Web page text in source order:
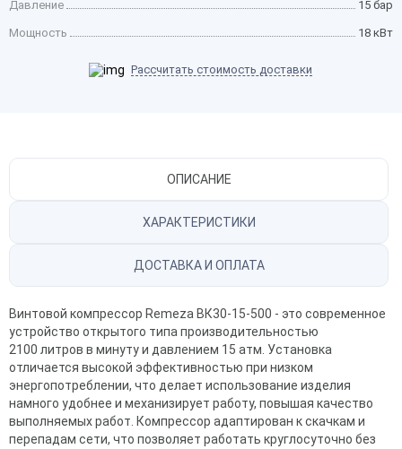
Давление 15 бар
Мощность 18 кВт
Рассчитать стоимость доставки
ОПИСАНИЕ
ХАРАКТЕРИСТИКИ
ДОСТАВКА И ОПЛАТА
Винтовой компрессор Remeza ВК30-15-500 - это современное
устройство открытого типа производительностью
2100 литров в минуту и давлением 15 атм. Установка
отличается высокой эффективностью при низком
энергопотреблении, что делает использование изделия
намного удобнее и механизирует работу, повышая качество
выполняемых работ. Компрессор адаптирован к скачкам и
перепадам сети, что позволяет работать круглосуточно без